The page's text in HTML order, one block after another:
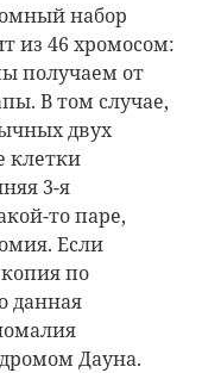
набор
из 46 хромосом:
получаем от
В том случае,
двух
клетки
3-я
то паре,
Если
по
данная
Дауна.